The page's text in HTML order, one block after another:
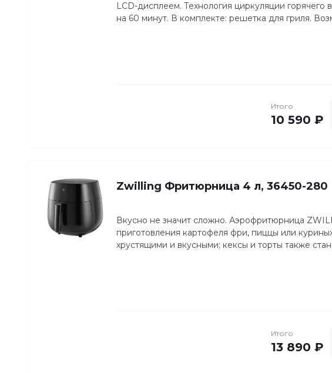
LCD-дисплеем. Технология циркуляции горячего
на 60 минут. В комплекте: решетка для гриля.
Итого
10 590 ₽
Zwilling Фритюрница 4 л, 36450-280
Вкусно не значит сложно. Аэрофритюрница
приготовления картофеля фри, пиццы или
хрустящими и вкусными; кексы и торты также
Итого
13 890 ₽